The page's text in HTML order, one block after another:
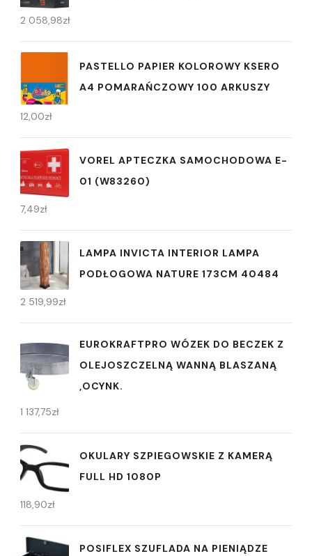
2 058,98zł
PASTELLO PAPIER KOLOROWY KSERO
A4 POMARAŃCZOWY 100 ARKUSZY
12,00zł
VOREL APTECZKA SAMOCHODOWA E-
01 (W83260)
7,49zł
LAMPA INVICTA INTERIOR LAMPA
PODŁOGOWA NATURE 173CM 40484
2 519,99zł
EUROKRAFTPRO WÓZEK DO BECZEK Z
OLEJOSZCZELNĄ WANNĄ BLASZANĄ
,OCYNK.
1 137,75zł
OKULARY SZPIEGOWSKIE Z KAMERĄ
FULL HD 1080P
118,90zł
POSIFLEX SZUFLADA NA PIENIĄDZE